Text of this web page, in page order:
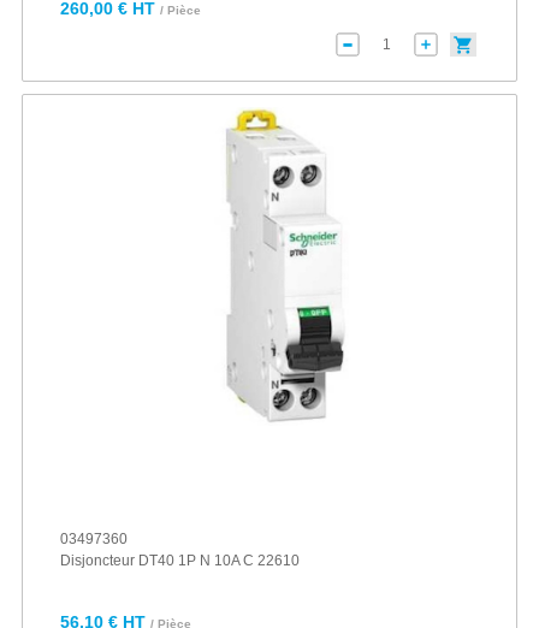
260,00 € HT / Pièce
03497360
Disjoncteur DT40 1P N 10A C 22610
56,10 € HT / Pièce